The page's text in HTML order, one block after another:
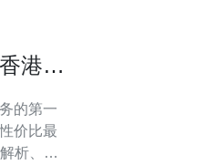
港服
的第一
价比最
析、